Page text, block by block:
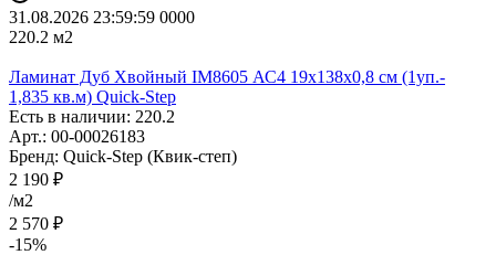
31.08.2026 23:59:59 0000
220.2 м2
Ламинат Дуб Хвойный IM8605 АС4 19х138х0,8 см (1уп.-
1,835 кв.м) Quick-Step
Есть в наличии: 220.2
Арт.: 00-00026183
Бренд: Quick-Step (Квик-степ)
2 190 ₽
/м2
2 570 ₽
-15%